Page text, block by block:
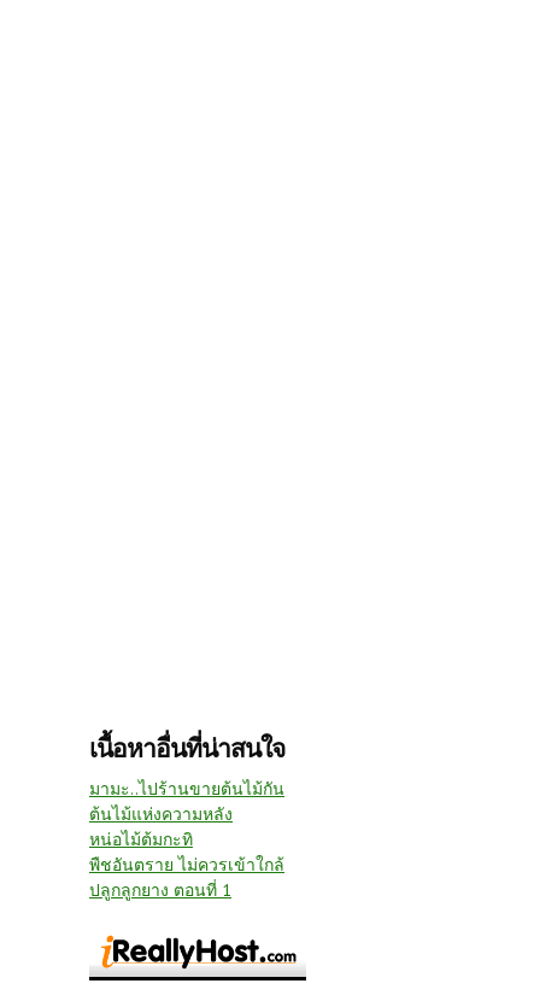
เนื้อหาอื่นที่น่าสนใจ
มามะ..ไปร้านขายต้นไม้กัน
ต้นไม้แห่งความหลัง
หน่อไม้ต้มกะทิ
พืชอันตราย ไม่ควรเข้าใกล้
ปลูกลูกยาง ตอนที่ 1